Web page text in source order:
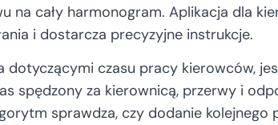
na cały harmonogram. Aplikacja dla
i dostarcza precyzyjne instrukcje.
dotyczącymi czasu pracy kierowców,
spędzony za kierownicą, przerwy i
sprawdza, czy dodanie kolejnego